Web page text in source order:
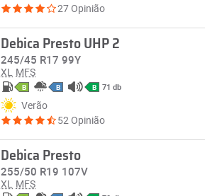
27 Opinião
Debica Presto UHP 2
245/45 R17 99Y
XL MFS
B B B 71 db
Verão
52 Opinião
Debica Presto
255/50 R19 107V
XL MFS